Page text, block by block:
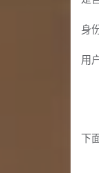
身
用
下